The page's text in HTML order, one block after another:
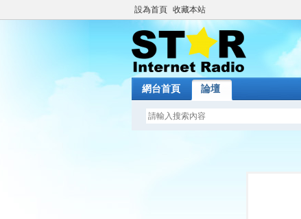
設為首頁 收藏本站
網台首頁 論壇